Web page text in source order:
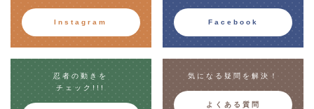
Instagram Facebook
忍者の動きを
チェック!!!
気になる疑問を解決！
よくある質問